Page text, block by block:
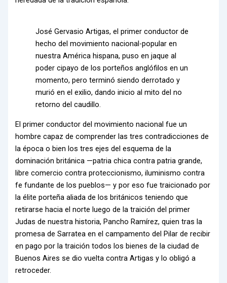
José Gervasio Artigas, el primer conductor de
hecho del movimiento nacional-popular en
nuestra América hispana, puso en jaque al
poder cipayo de los porteños anglófilos en un
momento, pero terminó siendo derrotado y
murió en el exilio, dando inicio al mito del no
retorno del caudillo.
El primer conductor del movimiento nacional fue un
hombre capaz de comprender las tres contradicciones de
la época o bien los tres ejes del esquema de la
dominación británica —patria chica contra patria grande,
libre comercio contra proteccionismo, iluminismo contra
fe fundante de los pueblos— y por eso fue traicionado por
la élite porteña aliada de los británicos teniendo que
retirarse hacia el norte luego de la traición del primer
Judas de nuestra historia, Pancho Ramírez, quien tras la
promesa de Sarratea en el campamento del Pilar de recibir
en pago por la traición todos los bienes de la ciudad de
Buenos Aires se dio vuelta contra Artigas y lo obligó a
retroceder.